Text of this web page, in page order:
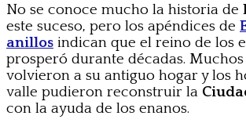
No se conoce mucho la historia de
este suceso, pero los apéndices de
anillos indican que el reino de los
prosperó durante décadas.
volvieron a su antiguo hogar y los
valle pudieron reconstruir la
con la ayuda de los enanos.